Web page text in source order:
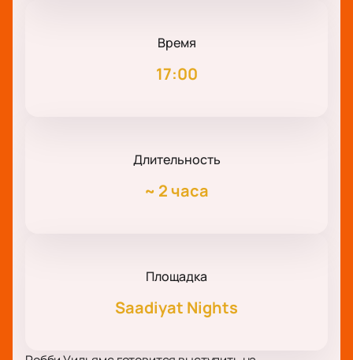
Время
17:00
Длительность
~ 2 часа
Площадка
Saadiyat Nights